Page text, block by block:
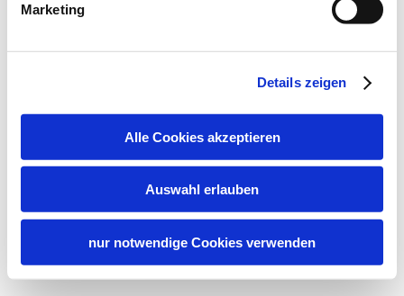
Marketing
Details zeigen
Alle Cookies akzeptieren
Auswahl erlauben
nur notwendige Cookies verwenden